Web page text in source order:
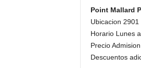
Point Mallard
Ubicacion 2901
Horario Lunes
Precio
Descuentos